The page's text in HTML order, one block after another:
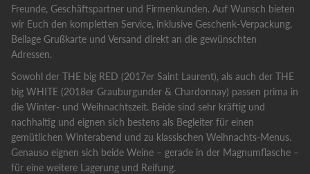
Freunde, Geschäftspartner und Firmenkunden. Auf Wunsch bieten
wir Euch den kompletten Service, inklusive Geschenk-Verpackung,
Beilage Grußkarte und Versand direkt an die gewünschten
Adressen.
Sowohl der THE big RED (2017er Saint Laurent), als auch der THE
big WHITE (2018er Grauburgunder & Chardonnay) passen prima in
die Winter- und Weihnachtszeit. Beide sind sehr kräftig und
nachhaltig und eignen sich bestens als Begleiter für einen
gemütlichen Winterabend und zu klassischen Weihnachts-Menus.
Genauso eignen sich beide Weine – gerade in der Magnumflasche –
für eine weitere Lagerung und Reifung.